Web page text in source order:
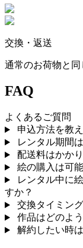
交換・返送
通常のお荷物と同
FAQ
よくあるご質問
申込方法を教
レンタル期間
配送料はかか
絵の購入は可
レンタル中に
すか？
交換タイミン
作品はどのよ
解約したい時